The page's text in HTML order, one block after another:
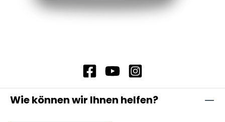
Wie können wir Ihnen helfen?